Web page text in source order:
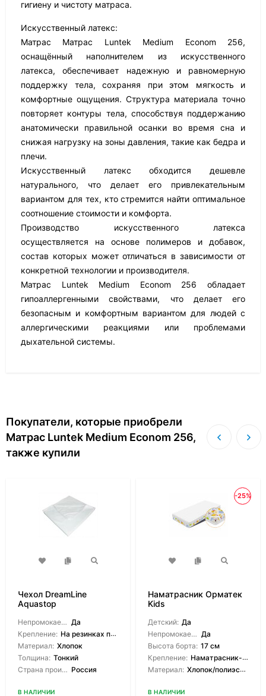
гигиену и чистоту матраса.
Искусственный латекс:
Матрас Матрас Luntek Medium Econom 256,
оснащённый наполнителем из искусственного
латекса, обеспечивает надежную и равномерную
поддержку тела, сохраняя при этом мягкость и
комфортные ощущения. Структура материала точно
повторяет контуры тела, способствуя поддержанию
анатомически правильной осанки во время сна и
снижая нагрузку на зоны давления, такие как бедра и
плечи.
Искусственный латекс обходится дешевле
натурального, что делает его привлекательным
вариантом для тех, кто стремится найти оптимальное
соотношение стоимости и комфорта.
Производство искусственного латекса
осуществляется на основе полимеров и добавок,
состав которых может отличаться в зависимости от
конкретной технологии и производителя.
Матрас Luntek Medium Econom 256 обладает
гипоаллергенными свойствами, что делает его
безопасным и комфортным вариантом для людей с
аллергическими реакциями или проблемами
дыхательной системы.
Покупатели, которые приобрели
Матрас Luntek Medium Econom 256,
также купили
Чехол DreamLine
Aquastop
резинках
Непромокаемый: Да
Крепление: На резинках по углам
Материал: Хлопок
Толщина: Тонкий
Страна производитель: Россия
В НАЛИЧИИ
-25%
Наматрасник Орматек
Kids
Детский: Да
Непромокаемый: Да
Высота борта: 17 см
Крепление: Наматрасник-чехол
Материал: Хлопок/полиэстер
В НАЛИЧИИ